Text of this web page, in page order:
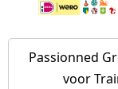
Passionned
voor